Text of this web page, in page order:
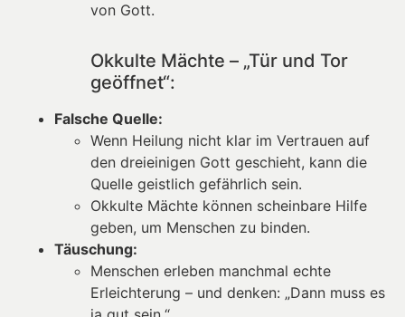
von Gott.
Okkulte Mächte – „Tür und Tor
geöffnet“:
Falsche Quelle:
Wenn Heilung nicht klar im Vertrauen auf
den dreieinigen Gott geschieht, kann die
Quelle geistlich gefährlich sein.
Okkulte Mächte können scheinbare Hilfe
geben, um Menschen zu binden.
Täuschung:
Menschen erleben manchmal echte
Erleichterung – und denken: „Dann muss es